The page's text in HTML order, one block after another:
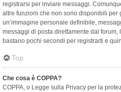
registrarsi per inviare messaggi.
altre funzioni che non sono disponibili per
un’immagine personale definibile,
messaggi di posta direttamente dal forum,
bastano pochi secondi per registrarti e
Top
Che cosa è COPPA?
COPPA, o Legge sulla Privacy per la